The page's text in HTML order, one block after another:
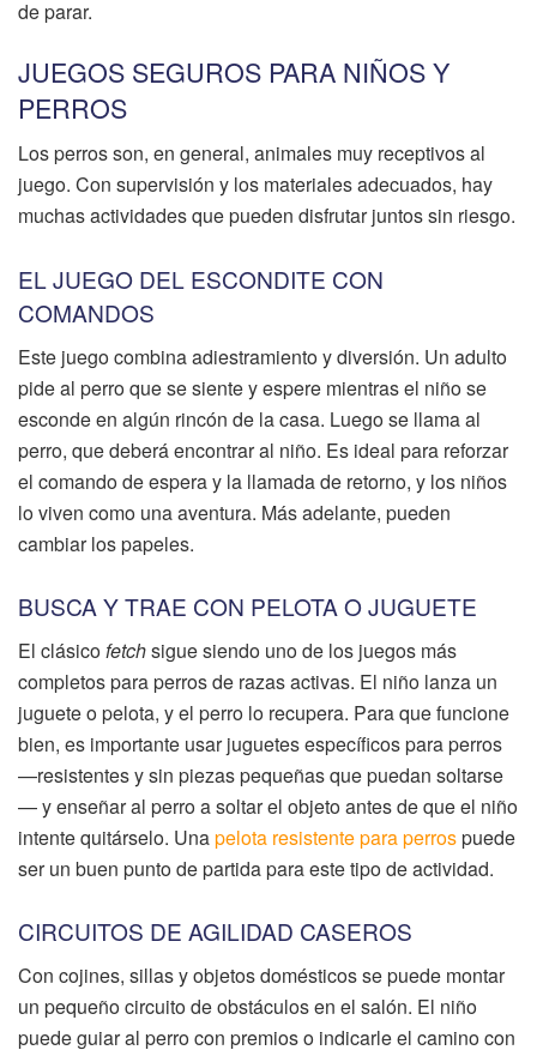
de parar.
JUEGOS SEGUROS PARA NIÑOS Y
PERROS
Los perros son, en general, animales muy receptivos al
juego. Con supervisión y los materiales adecuados, hay
muchas actividades que pueden disfrutar juntos sin riesgo.
EL JUEGO DEL ESCONDITE CON
COMANDOS
Este juego combina adiestramiento y diversión. Un adulto
pide al perro que se siente y espere mientras el niño se
esconde en algún rincón de la casa. Luego se llama al
perro, que deberá encontrar al niño. Es ideal para reforzar
el comando de espera y la llamada de retorno, y los niños
lo viven como una aventura. Más adelante, pueden
cambiar los papeles.
BUSCA Y TRAE CON PELOTA O JUGUETE
El clásicofetchsigue siendo uno de los juegos más
completos para perros de razas activas. El niño lanza un
juguete o pelota, y el perro lo recupera. Para que funcione
bien, es importante usar juguetes específicos para perros
—resistentes y sin piezas pequeñas que puedan soltarse
— y enseñar al perro a soltar el objeto antes de que el niño
intente quitárselo. Unapelota resistente para perrospuede
ser un buen punto de partida para este tipo de actividad.
CIRCUITOS DE AGILIDAD CASEROS
Con cojines, sillas y objetos domésticos se puede montar
un pequeño circuito de obstáculos en el salón. El niño
puede guiar al perro con premios o indicarle el camino con